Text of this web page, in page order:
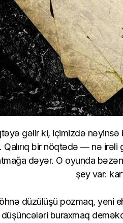
gəlir ki, içimizdə nəyinsə
Qalırıq bir nöqtədə — nə
dəyər. O oyunda
şey var:
düzülüşü pozmaq,
düşüncələri buraxmaq